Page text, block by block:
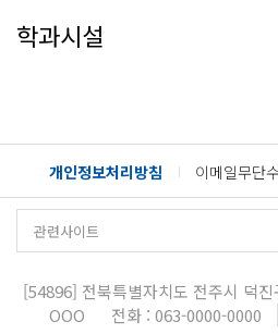
학과시설
개인정보처리방침 이메일무단
[54896] 전북특별자치도 전주시 덕
OOO
전화 : 063-0000-0000